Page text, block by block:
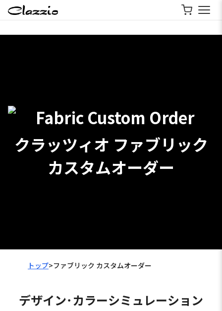
クラッツィオ ファブリック
カスタムオーダー
トップ>ファブリック カスタムオーダー
デザイン･カラーシミュレーション